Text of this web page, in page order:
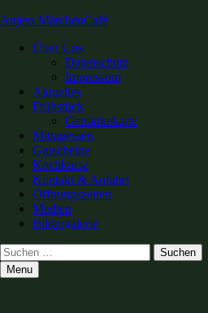
Anjess MärchenCafé
Primary
Über Uns
Datenschutz
Impressum
Aktuelles
Frühstück
Getränkekarte
Mittagessen
Gutscheine
Kochkurse
Kontakt & Anfahrt
Öffnungszeiten
Medien
Bildergalerie
Search
Suchen
nach:
Menu